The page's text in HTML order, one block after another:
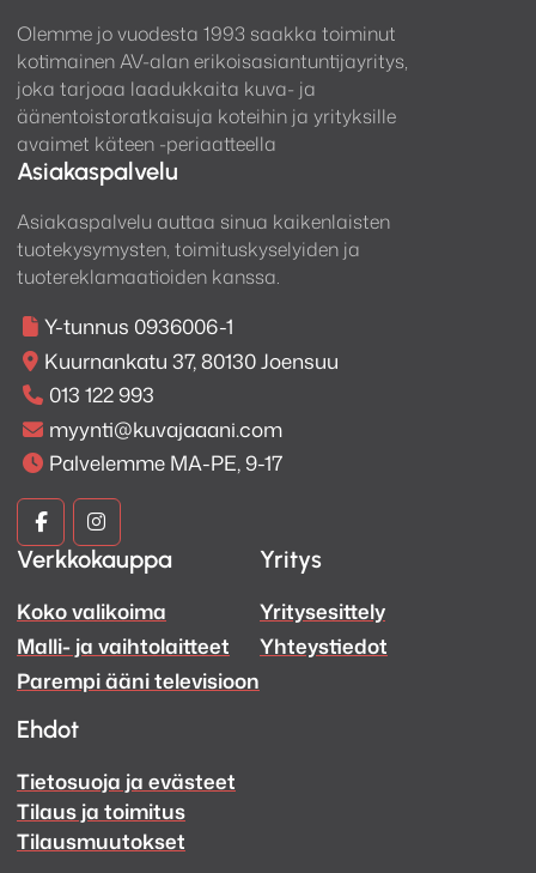
Olemme jo vuodesta 1993 saakka toiminut
kotimainen AV-alan erikoisasiantuntijayritys,
joka tarjoaa laadukkaita kuva- ja
äänentoistoratkaisuja koteihin ja yrityksille
avaimet käteen -periaatteella
Asiakaspalvelu
Asiakaspalvelu auttaa sinua kaikenlaisten
tuotekysymysten, toimituskyselyiden ja
tuotereklamaatioiden kanssa.
Y-tunnus 0936006-1
Kuurnankatu 37, 80130 Joensuu
013 122 993
myynti@kuvajaaani.com
Palvelemme MA-PE, 9-17
Kuva
ja
Ääni
Facebook
Kuva
ja
Ääni
Instagram
Verkkokauppa
Koko valikoima
Malli- ja vaihtolaitteet
Parempi ääni televisioon
Yritys
Yritysesittely
Yhteystiedot
Ehdot
Tietosuoja ja evästeet
Tilaus ja toimitus
Tilausmuutokset